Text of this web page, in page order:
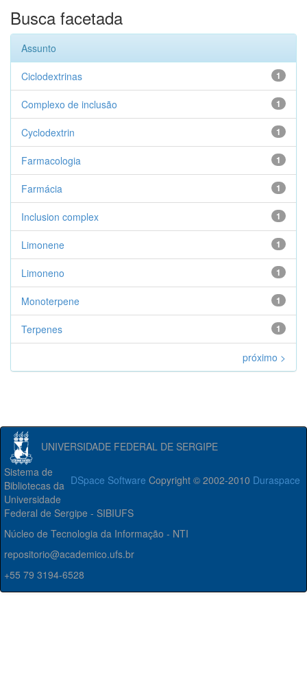
Busca facetada
Assunto
1
Ciclodextrinas
1
Complexo de inclusão
1
Cyclodextrin
1
Farmacologia
1
Farmácia
1
Inclusion complex
1
Limonene
1
Limoneno
1
Monoterpene
1
Terpenes
próximo >
UNIVERSIDADE FEDERAL DE SERGIPE
DSpace Software Copyright © 2002-2010 Duraspace
Sistema de
Bibliotecas da
Universidade
Federal de Sergipe - SIBIUFS
Núcleo de Tecnologia da Informação - NTI
repositorio@academico.ufs.br
+55 79 3194-6528